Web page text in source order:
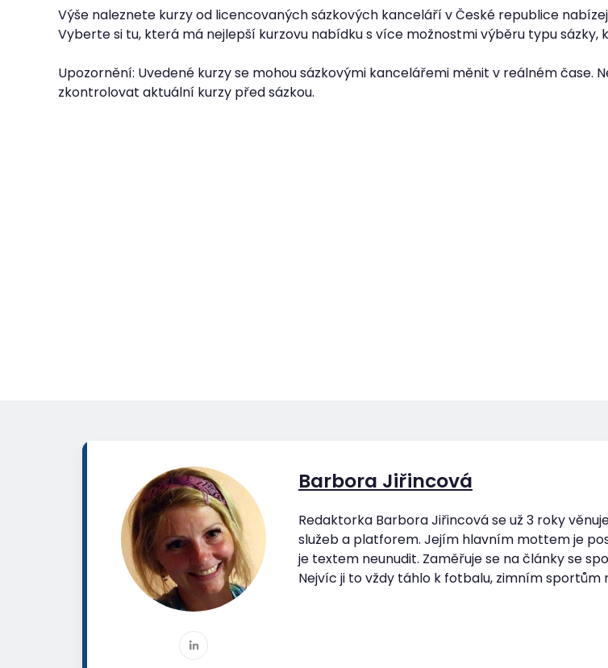
Výše naleznete kurzy od licencovaných sázkových kanceláří v České republice
Vyberte si tu, která má nejlepší kurzovu nabídku s více možnostmi výběru typu sázky,
Upozornění: Uvedené kurzy se mohou sázkovými kancelářemi měnit v reálném čase.
zkontrolovat aktuální kurzy před sázkou.
Barbora Jiřincová
Redaktorka Barbora Jiřincová se už 3 roky
služeb a platforem. Jejím hlavním mottem je
je textem neunudit. Zaměřuje se na články se
Nejvíc ji to vždy táhlo k fotbalu, zimním sportům